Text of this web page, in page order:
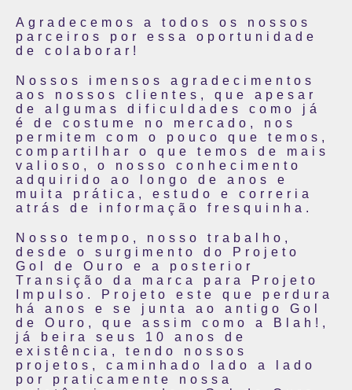
Agradecemos a todos os nossos
parceiros por essa oportunidade
de colaborar!
Nossos imensos agradecimentos
aos nossos clientes, que apesar
de algumas dificuldades como já
é de costume no mercado, nos
permitem com o pouco que temos,
compartilhar o que temos de mais
valioso, o nosso conhecimento
adquirido ao longo de anos e
muita prática, estudo e correria
atrás de informação fresquinha.
Nosso tempo, nosso trabalho,
desde o surgimento do Projeto
Gol de Ouro e a posterior
Transição da marca para Projeto
Impulso. Projeto este que perdura
há anos e se junta ao antigo Gol
de Ouro, que assim como a Blah!,
já beira seus 10 anos de
existência, tendo nossos
projetos, caminhado lado a lado
por praticamente nossa